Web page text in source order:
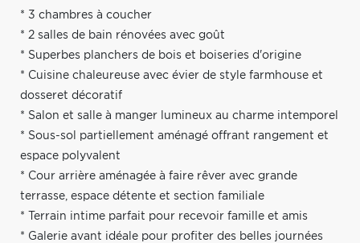
* 3 chambres à coucher
* 2 salles de bain rénovées avec goût
* Superbes planchers de bois et boiseries d'origine
* Cuisine chaleureuse avec évier de style farmhouse et
dosseret décoratif
* Salon et salle à manger lumineux au charme intemporel
* Sous-sol partiellement aménagé offrant rangement et
espace polyvalent
* Cour arrière aménagée à faire rêver avec grande
terrasse, espace détente et section familiale
* Terrain intime parfait pour recevoir famille et amis
* Galerie avant idéale pour profiter des belles journées